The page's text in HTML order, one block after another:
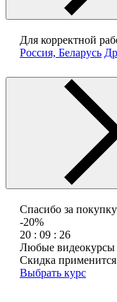
Для корректной
Россия, Беларусь
Спасибо за
-20%
20 : 09 : 26
Любые видеокурсы
Скидка применится
Выбрать курс